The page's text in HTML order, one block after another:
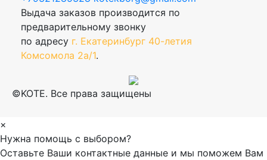
Выдача заказов производится по
предварительному звонку
по адресу г. Екатеринбург 40-летия
Комсомола 2а/1.
©KOTE. Все права защищены
×
Нужна помощь с выбором?
Оставьте Ваши контактные данные и мы поможем Вам